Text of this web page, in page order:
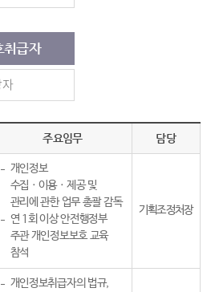
취급자
자
주요임무 담당
개인정보
수집ㆍ이용ㆍ제공 및
관리에 관한 업무 총괄 감독
연 1회 이상 안전행정부
주관 개인정보보호 교육
참석
기획조정처장
개인정보취급자의 법규,